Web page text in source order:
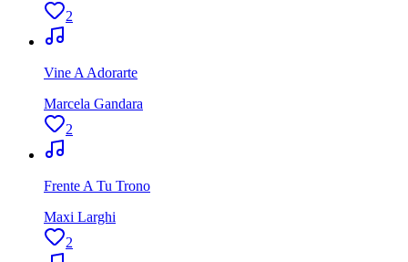
2
Vine A Adorarte
Marcela Gandara
2
Frente A Tu Trono
Maxi Larghi
2